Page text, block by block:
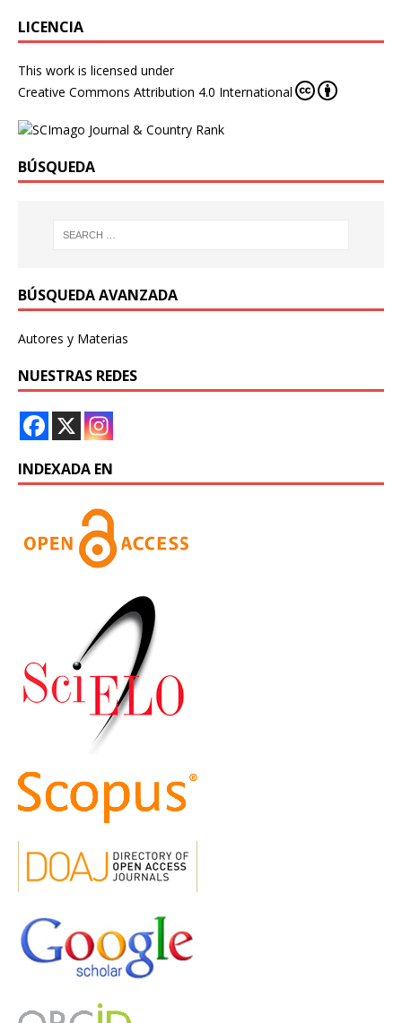
LICENCIA
This work is licensed under
Creative Commons Attribution 4.0 International
BÚSQUEDA
BÚSQUEDA AVANZADA
Autores y Materias
NUESTRAS REDES
INDEXADA EN